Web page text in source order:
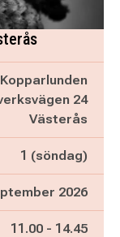
Kopparlunden
24
Västerås
1 (söndag)
2026
Pågår mellan
11.00 - och
14.45